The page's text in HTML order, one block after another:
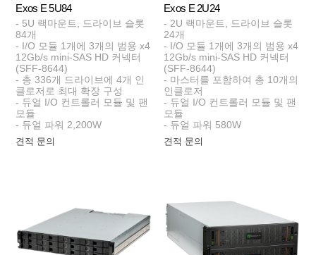
Exos E 5U84
- 5U 랙마운트, 드라이브 슬롯
84개
- I/O 모듈 1개에 3개의 범용 x4
12Gb/s mini-SAS HD 커넥터
(SFF-8644)
- 총 336개 드라이브에 4개 인
클로저로 최대 확장 구성
- 듀얼 I/O 컨트롤러 모듈 및 팬
모듈
- 듀얼 파워 2,200W
견적 문의
Exos E 2U24
- 2U 랙마운트, 드라이브 슬롯
24개
- I/O 모듈 1개에 3개의 범용 x4
12Gb/s mini-SAS HD 커넥터
(SFF-8644)
- 마스터를 포함하여 총 10개의
인클로저
- 듀얼 I/O 컨트롤러 모듈 및 팬
모듈
- 듀얼 파워 580W
견적 문의